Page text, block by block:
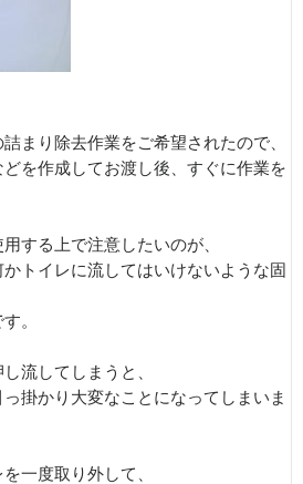
まり除去作業をご希望されたので、
を作成してお渡し後、すぐに作業を
する上で注意したいのが、
トイレに流してはいけないような固
。
流してしまうと、
掛かり大変なことになってしまいま
一度取り外して、